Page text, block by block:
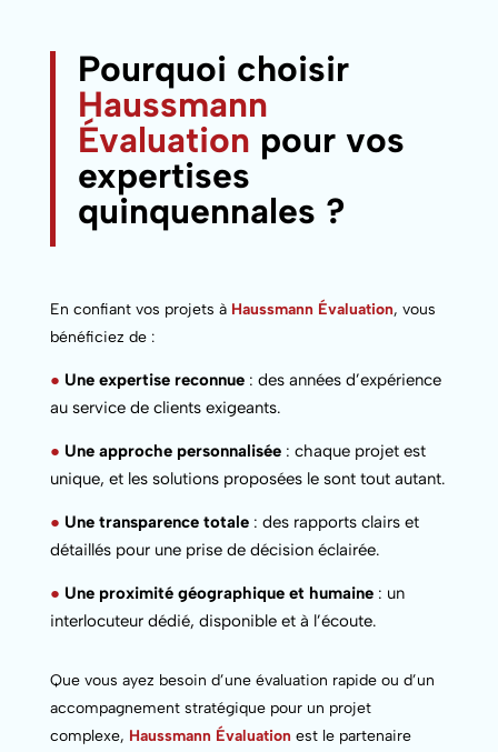
Pourquoi choisir
Haussmann
Évaluation pour vos
expertises
quinquennales ?
En confiant vos projets à Haussmann Évaluation, vous
bénéficiez de :
● Une expertise reconnue: des années d’expérience
au service de clients exigeants.
● Une approche personnalisée: chaque projet est
unique, et les solutions proposées le sont tout autant.
● Une transparence totale: des rapports clairs et
détaillés pour une prise de décision éclairée.
● Une proximité géographique et humaine: un
interlocuteur dédié, disponible et à l’écoute.
Que vous ayez besoin d’une évaluation rapide ou d’un
accompagnement stratégique pour un projet
complexe, Haussmann Évaluation est le partenaire